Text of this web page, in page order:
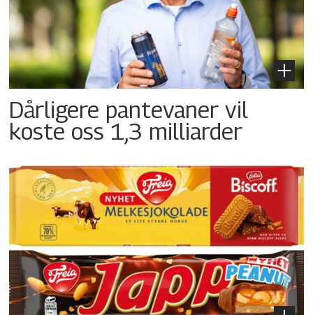
Dårligere pantevaner vil
koste oss 1,3 milliarder